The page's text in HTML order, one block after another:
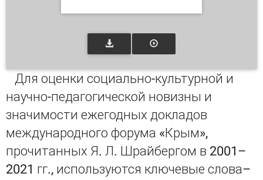
Для оценки социально-культурной и
научно-педагогической новизны и
значимости ежегодных докладов
международного форума «Крым»,
прочитанных Я. Л. Шрайбергом в 2001–
2021 гг., используются ключевые слова–